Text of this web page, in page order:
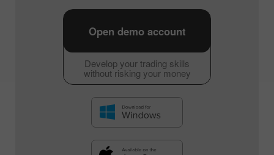
Develop your trading skills
without risking your money
Open demo account